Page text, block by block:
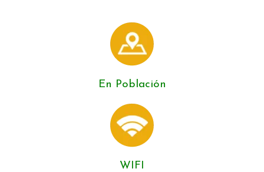
En Población
WIFI